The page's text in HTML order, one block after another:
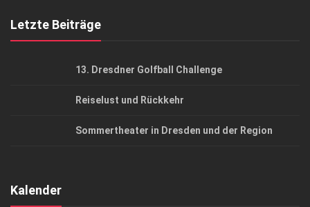
Letzte Beiträge
13. Dresdner Golfball Challenge
Reiselust und Rückkehr
Sommertheater in Dresden und der Region
Kalender